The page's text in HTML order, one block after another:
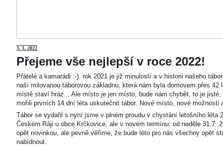
3. 1. 2022
Přejeme vše nejlepší v roce 2022!
Přátelé a kamarádi :-). rok 2021 je již minulostí a v historii našeho
naší milovanou táborovou základnu, která nám byla domovem přes
místě staví hráz... Ale místo je jen místo, bude nám chybět, to je
mohli prvních 14 dní léta uskutečnit tábor. Nové místo, nové
Tábor se vydařil s nyní jsme v plném proudu v chystání letošního léta
Českém Ráji u obce Krčkovice, ale v novém termínu: od neděle 31.7.
opět novinkou, ale pevně věříme, že bude léto pro nás všechny opět
nabídnout.